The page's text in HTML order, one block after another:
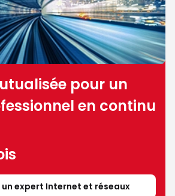
pour un
en continu
expert Internet et réseaux